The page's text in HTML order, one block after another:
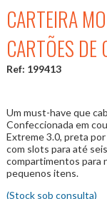
CARTEIRA
CARTÕES DE
Ref: 199413
Um must-have que
Confeccionada em
Extreme 3.0, preta
com slots para até
compartimentos para
pequenos itens.
(Stock sob consulta)